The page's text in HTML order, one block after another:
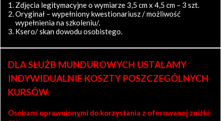
Zdjęcia legitymacyjne o wymiarze 3,5 cm x 4,5 cm – 3 szt.
Oryginał – wypełniony kwestionariusz / możliwość
wypełnienia na szkoleniu/.
Ksero/ skan dowodu osobistego.
DLA SŁUŻB MUNDUROWYCH USTALAMY
INDYWIDUALNIE KOSZTY POSZCZEGÓLNYCH
KURSÓW.
Osobami uprawnionymi do korzystania z oferowanej zniżki